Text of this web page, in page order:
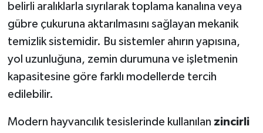
belirli aralıklarla sıyrılarak toplama kanalına veya
gübre çukuruna aktarılmasını sağlayan mekanik
temizlik sistemidir. Bu sistemler ahırın yapısına,
yol uzunluğuna, zemin durumuna ve işletmenin
kapasitesine göre farklı modellerde tercih
edilebilir.
Modern hayvancılık tesislerinde kullanılan zincirli